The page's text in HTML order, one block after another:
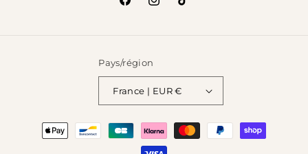
FacebookInstagram
TikTok
Pays/région
France | EUR €
Moyens